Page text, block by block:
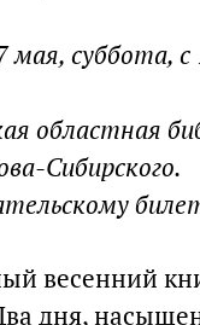
мая, суббота, с
областная
Сибирского.
весенний
дня,